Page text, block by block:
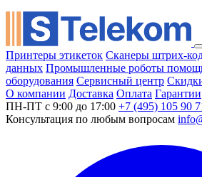
Принтеры этикеток Сканеры штрих-
данных Промышленные роботы
оборудования Сервисный центр
О компании Доставка Оплата Гарантии
ПН-ПТ с 9:00 до 17:00 +7 (495) 105 90
Консультация по любым вопросам